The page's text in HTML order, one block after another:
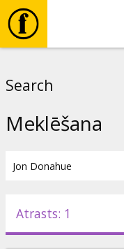
Pasākumi
Search
Meklēšana
Atrasts: 1